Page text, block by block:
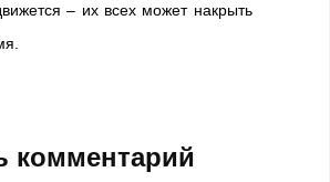
– их всех может накрыть
комментарий